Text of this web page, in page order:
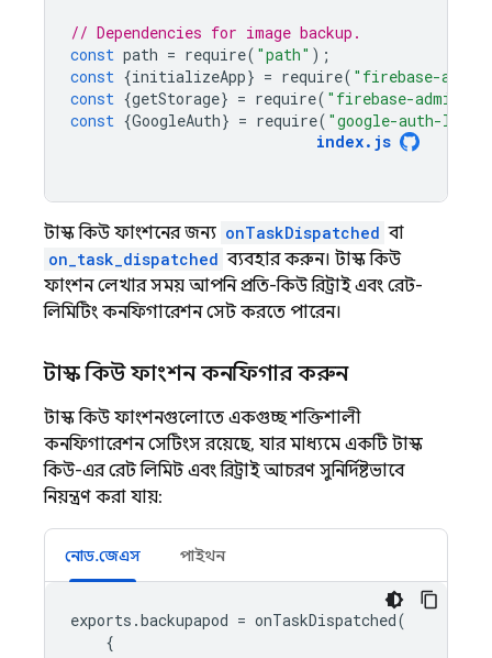
// Dependencies for image backup.
const path = require( "path" );
const {initializeApp} = require( "firebase-
const {getStorage} = require( "firebase-admin/
const {GoogleAuth} = require( "google-auth-
index. js
টাস্ক কিউ ফাংশনের জন্য onTaskDispatched বা
on_task_dispatched ব্যবহার করুন। টাস্ক কিউ
ফাংশন লেখার সময় আপনি প্রতি-কিউ রিট্রাই এবং রেট-
লিমিটিং কনফিগারেশন সেট করতে পারেন।
টাস্ক কিউ ফাংশন কনফিগার করুন
টাস্ক কিউ ফাংশনগুলোতে একগুচ্ছ শক্তিশালী
কনফিগারেশন সেটিংস রয়েছে, যার মাধ্যমে একটি টাস্ক
কিউ-এর রেট লিমিট এবং রিট্রাই আচরণ সুনির্দিষ্টভাবে
নিয়ন্ত্রণ করা যায়:
নোড.জেএস পাইথন
exports .backupapod = onTaskDispatched(
{